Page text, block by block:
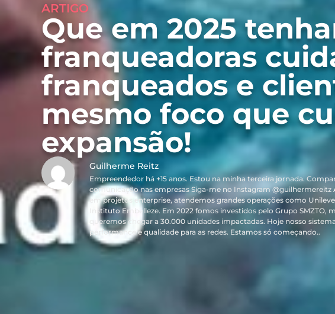
ARTIGO
Que em 2025
franqueadoras
franqueados e
mesmo foco que
expansão!
Guilherme Reitz
Empreendedor há +15 anos. Estou na minha terceira jornada.
comunicação nas empresas Siga-me no Instagram
em projetos enterprise, atendemos grandes operações como
Instituto Embelleze. Em 2022 fomos investidos pelo Grupo
queremos chegar a 30.000 unidades impactadas. Hoje nosso
performance e qualidade para as redes. Estamos só começando..